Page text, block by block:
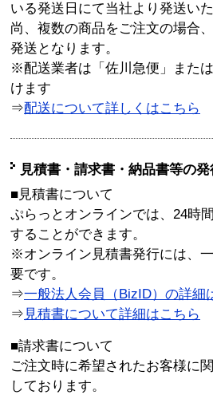
いる発送日にて当社より発送い
尚、複数の商品をご注文の場合
発送となります。
※配送業者は「佐川急便」また
けます
⇒配送について詳しくはこちら
見積書・請求書・納品書等の
■見積書について
ぷらっとオンラインでは、24時
することができます。
※オンライン見積書発行には、
要です。
⇒一般法人会員（BizID）の詳細
⇒ 見積書について詳細はこちら
■請求書について
ご注文時に希望されたお客様に
しております。